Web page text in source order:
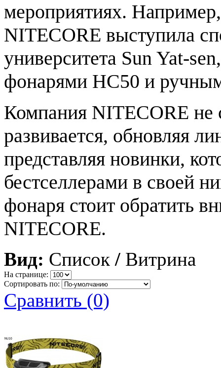
мероприятиях.
NITECORE выступила
университета Sun Yat-
фонарями HC50 и
Компания NITECORE не
развивается, обновляя
представляя новинки,
бестселлерами в своей
фонаря стоит обратить
NITECORE.
Вид: Список / Витрина
На странице:
Сортировать по:
Сравнить (0)